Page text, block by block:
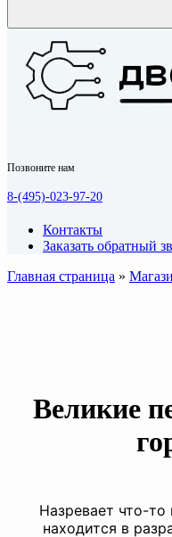
Позвоните нам
8-(495)-023-97-20
Контакты
Заказать обратный
Главная страница »
Великие
Назревает что-
находится в